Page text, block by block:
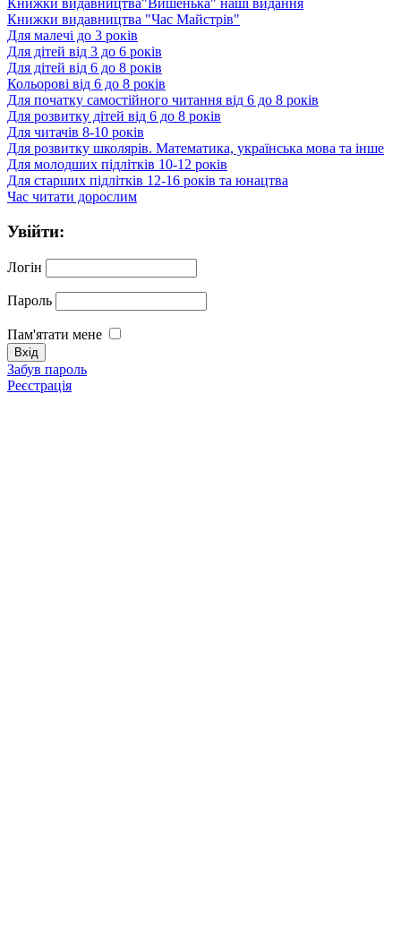
Книжки видавництва"Вишенька" наші видання
Книжки видавництва "Час Майстрів"
Для малечі до 3 років
Для дітей від 3 до 6 років
Для дітей від 6 до 8 років
Кольорові від 6 до 8 років
Для початку самостійного читання від 6 до 8 років
Для розвитку дітей від 6 до 8 років
Для читачів 8-10 років
Для розвитку школярів. Математика, українська мова та інше
Для молодших підлітків 10-12 років
Для старших підлітків 12-16 років та юнацтва
Час читати дорослим
Увійти:
Логін
Пароль
Пам'ятати мене
Забув пароль
Реєстрація